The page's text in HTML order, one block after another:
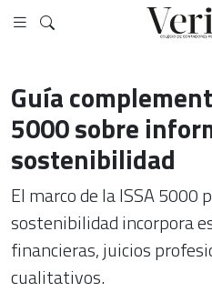
Guía
5000 sobre
sostenibilidad
El marco de la ISSA 5000
sostenibilidad incorpora
financieras, juicios
cualitativos.